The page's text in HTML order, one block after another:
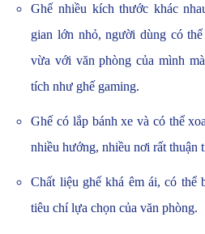
Ghế nhiều kích thước khác
gian lớn nhỏ, người dùng có
vừa với văn phòng của mình
tích như ghế gaming.
Ghế có lắp bánh xe và có thể
nhiều hướng, nhiều nơi rất thuận
Chất liệu ghế khá êm ái, có thể
tiêu chí lựa chọn của văn phòng.